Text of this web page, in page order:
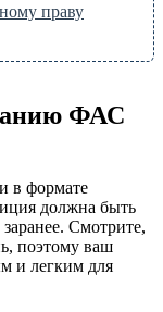
праву
ФАС
в формате
должна быть
Смотрите,
поэтому ваш
и легким для